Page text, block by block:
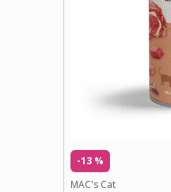
-13 %
MAC's Cat